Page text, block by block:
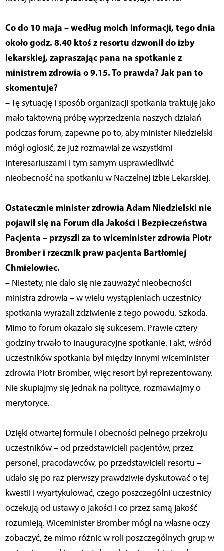
Co do 10 maja – według moich informacji, tego dnia
około godz. 8.40 ktoś z resortu dzwonił do izby
lekarskiej, zapraszając pana na spotkanie z
ministrem zdrowia o 9.15. To prawda? Jak pan to
skomentuje?
– Tę sytuację i sposób organizacji spotkania traktuję jako
mało taktowną próbę wyprzedzenia naszych działań
podczas forum, zapewne po to, aby minister Niedzielski
mógł ogłosić, że już rozmawiał ze wszystkimi
interesariuszami i tym samym usprawiedliwić
nieobecność na spotkaniu w Naczelnej Izbie Lekarskiej.
Ostatecznie minister zdrowia Adam Niedzielski nie
pojawił się na Forum dla Jakości i Bezpieczeństwa
Pacjenta – przyszli za to wiceminister zdrowia Piotr
Bromber i rzecznik praw pacjenta Bartłomiej
Chmielowiec.
– Niestety, nie dało się nie zauważyć nieobecności
ministra zdrowia – w wielu wystąpieniach uczestnicy
spotkania wyrażali zdziwienie z tego powodu. Szkoda.
Mimo to forum okazało się sukcesem. Prawie cztery
godziny trwało to inauguracyjne spotkanie. Fakt, wśród
uczestników spotkania był między innymi wiceminister
zdrowia Piotr Bromber, więc resort był reprezentowany.
Nie skupiajmy się jednak na polityce, rozmawiajmy o
merytoryce.
Dzięki otwartej formule i obecności pełnego przekroju
uczestników – od przedstawicieli pacjentów, przez
personel, pracodawców, po przedstawicieli resortu –
udało się po raz pierwszy prawdziwie dyskutować o tej
kwestii i wyartykułować, czego poszczególni uczestnicy
oczekują od ustawy o jakości i co przez samą jakość
rozumieją. Wiceminister Bromber mógł na własne oczy
zobaczyć, że mimo różnic w roli poszczególnych grup w